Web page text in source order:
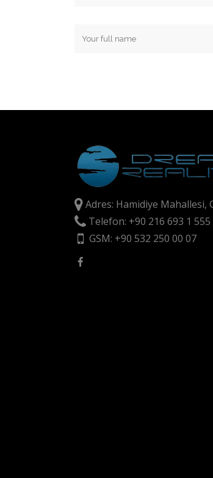
Adres: Hamidiye
Telefon: +90 216 693 1 555
GSM: +90 532 250 00 07